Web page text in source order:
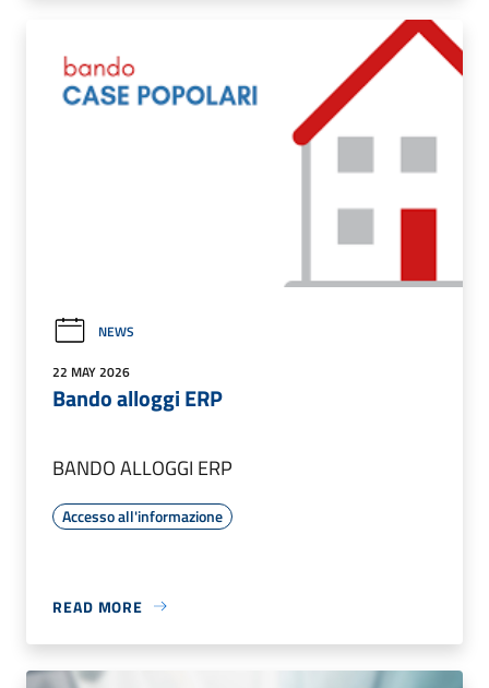
NEWS
22 MAY 2026
Bando alloggi ERP
BANDO ALLOGGI ERP
Accesso all'informazione
READ MORE